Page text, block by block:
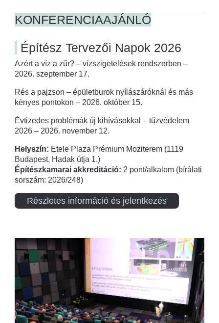
KONFERENCIAAJÁNLÓ
Építész Tervezői Napok 2026
Azért a víz a zűr? – vízszigetelések rendszerben –
2026. szeptember 17.
Rés a pajzson – épületburok nyílászáróknál és más
kényes pontokon – 2026. október 15.
Évtizedes problémák új kihívásokkal – tűzvédelem
2026 – 2026. november 12.
Helyszín: Etele Plaza Prémium Moziterem (1119
Budapest, Hadak útja 1.)
Építészkamarai akkreditáció: 2 pont/alkalom (bírálati
sorszám: 2026/248)
Részletes információ és jelentkezés